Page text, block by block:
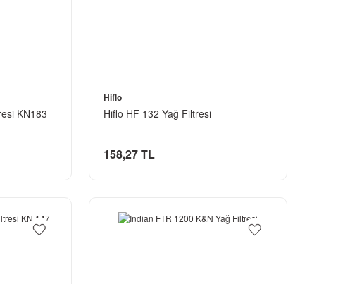
KN183
Hiflo
Hiflo HF 132 Yağ Filtresi
158,27 TL